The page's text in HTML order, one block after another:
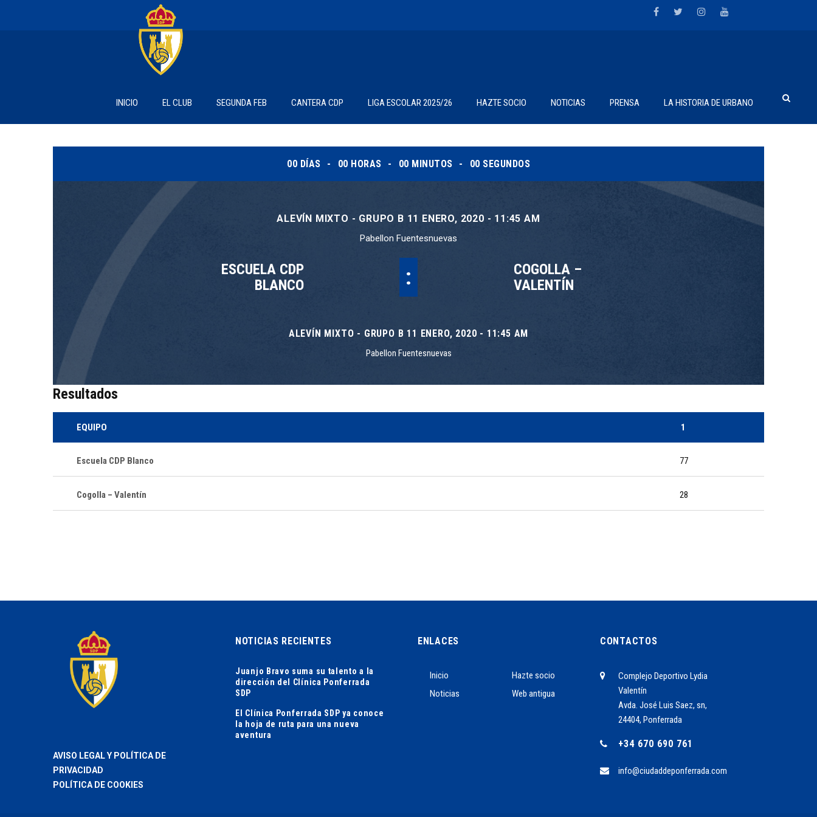
INICIO EL CLUB SEGUNDA FEB CANTERA CDP LIGA ESCOLAR 2025/26 HAZTE SOCIO NOTICIAS PRENSA LA HISTORIA DE URBANO
00 DÍAS 00 HORAS 00 MINUTOS 00 SEGUNDOS
ALEVÍN MIXTO - GRUPO B 11 ENERO, 2020 - 11:45 AM
Pabellon Fuentesnuevas
ESCUELA CDP
BLANCO
:
COGOLLA –
VALENTÍN
ALEVÍN MIXTO - GRUPO B 11 ENERO, 2020 - 11:45 AM
Pabellon Fuentesnuevas
Resultados
EQUIPO 1
Escuela CDP Blanco 77
Cogolla – Valentín 28
AVISO LEGAL Y POLÍTICA DE
PRIVACIDAD
POLÍTICA DE COOKIES
NOTICIAS RECIENTES
Juanjo Bravo suma su talento a la
dirección del Clínica Ponferrada
SDP
El Clínica Ponferrada SDP ya conoce
la hoja de ruta para una nueva
aventura
ENLACES
Inicio
Hazte socio
Noticias
Web antigua
CONTACTOS
Complejo Deportivo Lydia
Valentín
Avda. José Luis Saez, sn,
24404, Ponferrada
+34 670 690 761
info@ciudaddeponferrada.com